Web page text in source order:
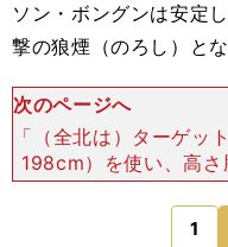
ソン・ボングンは安定
撃の狼煙（のろし）とな
次のページへ
「（全北は）ターゲッ
198cm）を使い、高さ
厳しいし、行かなけれ
う。やり方としてはシ
れに
1